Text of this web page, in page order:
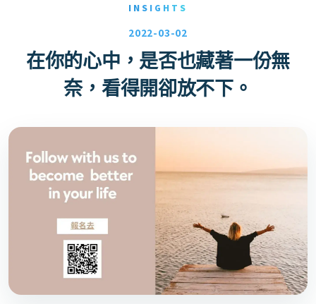
INSIGHTS
2022-03-02
在你的心中，是否也藏著一份無
奈，看得開卻放不下。